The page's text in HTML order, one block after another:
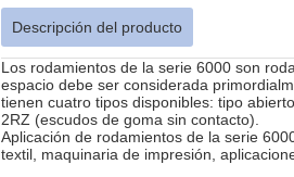
Descripción del producto
Los rodamientos de la serie 6000 son
espacio debe ser considerada
tienen cuatro tipos disponibles: tipo
2RZ (escudos de goma sin contacto).
Aplicación de rodamientos de la serie
textil, maquinaria de impresión,